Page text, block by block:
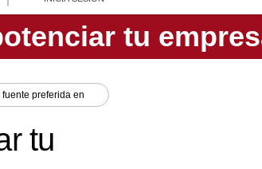
fuente preferida en
tu